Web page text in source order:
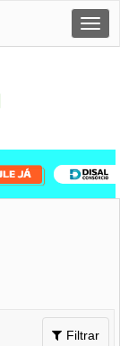
Toggle
Filtrar